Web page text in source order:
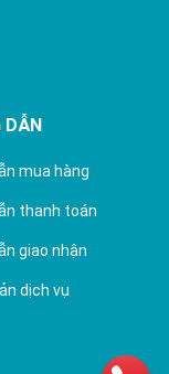
DẪN
mua hàng
thanh toán
giao nhận
dịch vụ